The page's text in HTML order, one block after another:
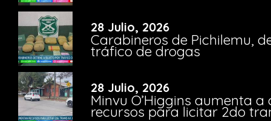
28 Julio, 2026
Carabineros de Pichilemu,
tráfico de drogas
28 Julio, 2026
Minvu O’Higgins aumenta a
recursos para licitar 2do